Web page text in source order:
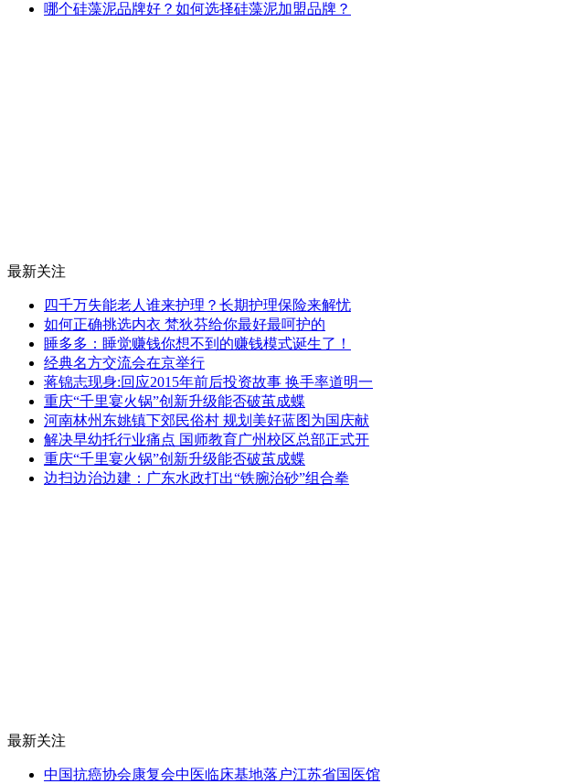
哪个硅藻泥品牌好？如何选择硅藻泥加盟品牌？
最新关注
四千万失能老人谁来护理？长期护理保险来解忧
如何正确挑选内衣 梵狄芬给你最好最呵护的
睡多多：睡觉赚钱你想不到的赚钱模式诞生了！
经典名方交流会在京举行
蒋锦志现身:回应2015年前后投资故事 换手率道明一
重庆“千里宴火锅”创新升级能否破茧成蝶
河南林州东姚镇下郊民俗村 规划美好蓝图为国庆献
解决早幼托行业痛点 国师教育广州校区总部正式开
重庆“千里宴火锅”创新升级能否破茧成蝶
边扫边治边建：广东水政打出“铁腕治砂”组合拳
最新关注
中国抗癌协会康复会中医临床基地落户江苏省国医馆